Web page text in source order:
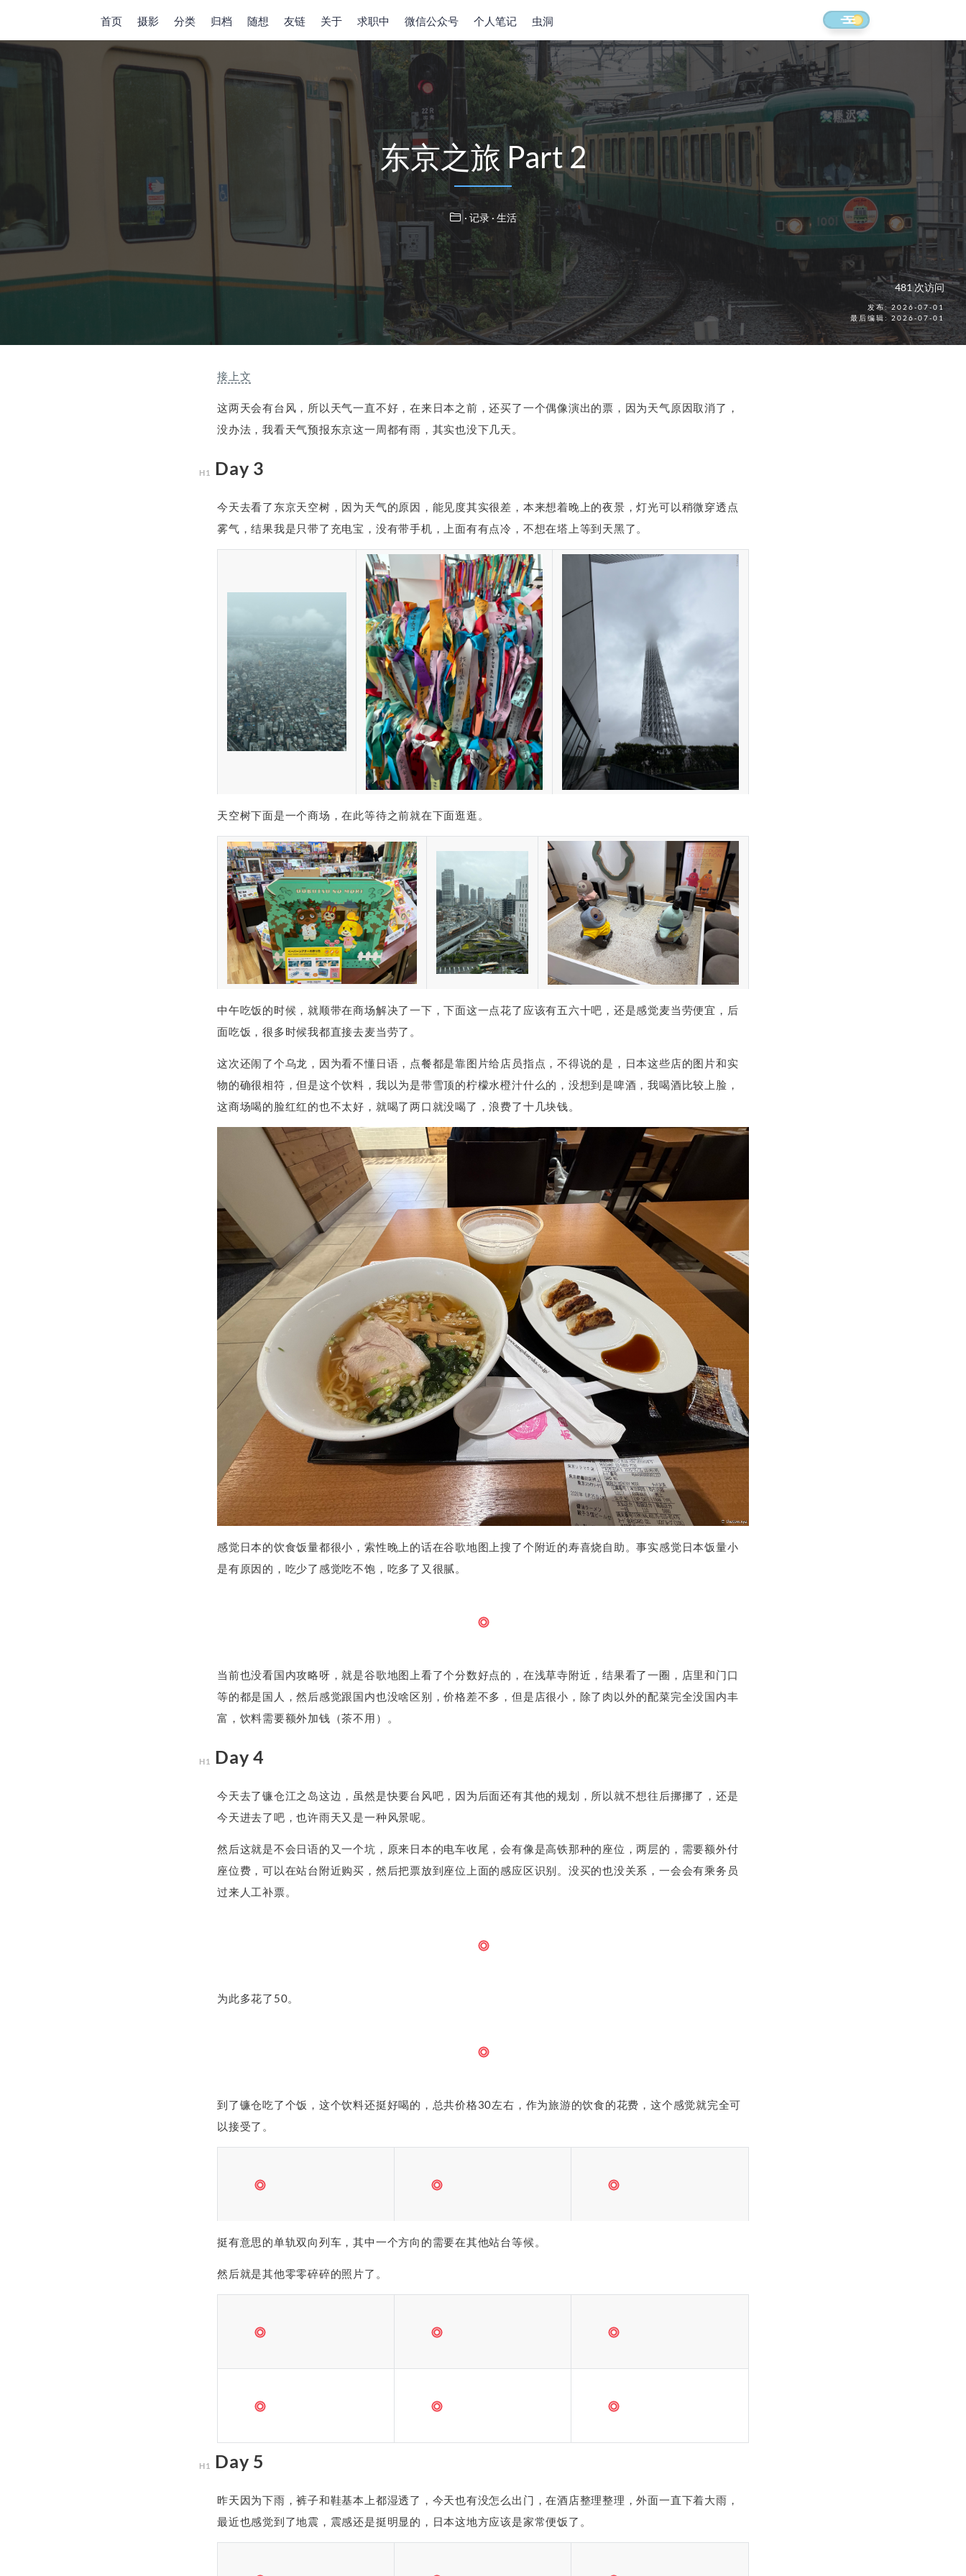
首页 摄影 分类 归档 随想 友链 关于 求职中 微信公众号 个人笔记 虫洞
东京之旅 Part 2
481 次访问
发布: 2026-07-01
最后编辑: 2026-07-01
· 记录· 生活
接上文
这两天会有台风，所以天气一直不好，在来日本之前，还买了一个偶像演出的票，因为天气原因取消了，
没办法，我看天气预报东京这一周都有雨，其实也没下几天。
Day 3
今天去看了东京天空树，因为天气的原因，能见度其实很差，本来想着晚上的夜景，灯光可以稍微穿透点
雾气，结果我是只带了充电宝，没有带手机，上面有有点冷，不想在塔上等到天黑了。
天空树下面是一个商场，在此等待之前就在下面逛逛。
中午吃饭的时候，就顺带在商场解决了一下，下面这一点花了应该有五六十吧，还是感觉麦当劳便宜，后
面吃饭，很多时候我都直接去麦当劳了。
这次还闹了个乌龙，因为看不懂日语，点餐都是靠图片给店员指点，不得说的是，日本这些店的图片和实
物的确很相符，但是这个饮料，我以为是带雪顶的柠檬水橙汁什么的，没想到是啤酒，我喝酒比较上脸，
这商场喝的脸红红的也不太好，就喝了两口就没喝了，浪费了十几块钱。
感觉日本的饮食饭量都很小，索性晚上的话在谷歌地图上搜了个附近的寿喜烧自助。事实感觉日本饭量小
是有原因的，吃少了感觉吃不饱，吃多了又很腻。
当前也没看国内攻略呀，就是谷歌地图上看了个分数好点的，在浅草寺附近，结果看了一圈，店里和门口
等的都是国人，然后感觉跟国内也没啥区别，价格差不多，但是店很小，除了肉以外的配菜完全没国内丰
富，饮料需要额外加钱（茶不用）。
Day 4
今天去了镰仓江之岛这边，虽然是快要台风吧，因为后面还有其他的规划，所以就不想往后挪挪了，还是
今天进去了吧，也许雨天又是一种风景呢。
然后这就是不会日语的又一个坑，原来日本的电车收尾，会有像是高铁那种的座位，两层的，需要额外付
座位费，可以在站台附近购买，然后把票放到座位上面的感应区识别。没买的也没关系，一会会有乘务员
过来人工补票。